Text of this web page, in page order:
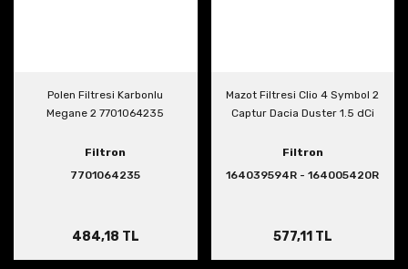
Polen Filtresi Karbonlu
Megane 2 7701064235
Filtron
7701064235
484,18 TL
Mazot Filtresi Clio 4 Symbol 2
Captur Dacia Duster 1.5 dCi
Filtron
164039594R - 164005420R
577,11 TL